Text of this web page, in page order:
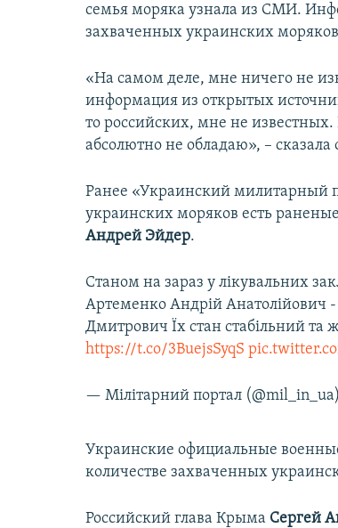
семья моряка узнала из СМИ.
захваченных украинских
«На самом деле, мне ничего не
информация из открытых
то российских, мне не
абсолютно не обладаю», – сказала
Ранее «Украинский милитарный
украинских моряков есть
Андрей Эйдер.
Станом на зараз у лікувальних
Артеменко Андрій Анатолійович
Дмитрович Їх стан стабільний та
https://t.co/3BuejsSyqS
— Мілітарний портал
Украинские официальные
количестве захваченных
Российский глава Крыма Сергей